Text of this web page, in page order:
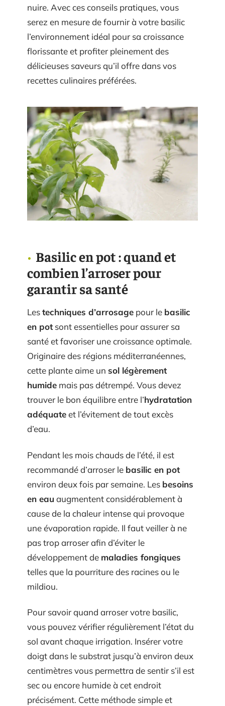
nuire. Avec ces conseils pratiques, vous
serez en mesure de fournir à votre basilic
l’environnement idéal pour sa croissance
florissante et profiter pleinement des
délicieuses saveurs qu’il offre dans vos
recettes culinaires préférées.
Basilic en pot : quand et
combien l’arroser pour
garantir sa santé
Lestechniques d’arrosage pour le basilic
en potsont essentielles pour assurer sa
santé et favoriser une croissance optimale.
Originaire des régions méditerranéennes,
cette plante aime un sol légèrement
humide mais pas détrempé. Vous devez
trouver le bon équilibre entre l’hydratation
adéquateet l’évitement de tout excès
d’eau.
Pendant les mois chauds de l’été, il est
recommandé d’arroser le basilic en pot
environ deux fois par semaine. Les besoins
en eau augmentent considérablement à
cause de la chaleur intense qui provoque
une évaporation rapide. Il faut veiller à ne
pas trop arroser afin d’éviter le
développement de maladies fongiques
telles que la pourriture des racines ou le
mildiou.
Pour savoir quand arroser votre basilic,
vous pouvez vérifier régulièrement l’état du
sol avant chaque irrigation. Insérer votre
doigt dans le substrat jusqu’à environ deux
centimètres vous permettra de sentir s’il est
sec ou encore humide à cet endroit
précisément. Cette méthode simple et